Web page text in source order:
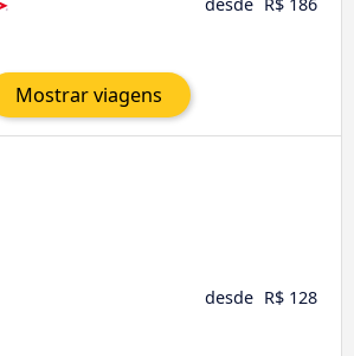
desde R$ 186
Mostrar viagens
desde R$ 128